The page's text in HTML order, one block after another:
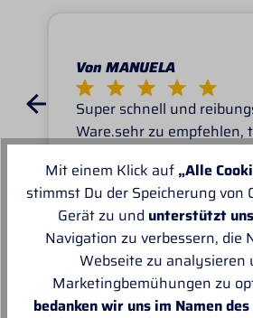
Von MANUELA
Super schnell und
Ware.sehr zu empfehlen,
Unsere Empfehlungen
Mit einem Klick auf „Alle
stimmst Du der Speicherung von
Gerät zu und unterstützt uns
Navigation zu verbessern, die
Webseite zu analysieren
Marketingbemühungen zu
bedanken wir uns im Namen